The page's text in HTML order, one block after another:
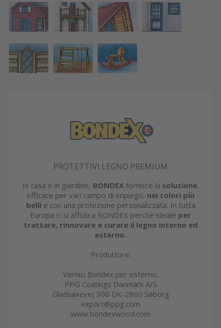
PROTETTIVI LEGNO PREMIUM
In casa o in giardino, BONDEXfornisce la soluzione,
efficace per vari campo di impiego, nei colori più
belli e con una protezione personalizzata. In tutta
Europa ci si affida a BONDEX perchè ideale per
trattare, rinnovare e curare il legno interno ed
esterno.
Produttore:
Vernici Bondex per esterno:
PPG Coatings Danmark A/S
Gladsaxevej 300 DK-2860 Søborg
export@ppg.com
www.bondexwood.com